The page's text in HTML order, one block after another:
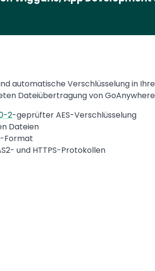
automatische Verschlüsselung in
Dateiübertragung von
2-geprüfter AES-Verschlüsselung
Dateien
-Format
und HTTPS-Protokollen